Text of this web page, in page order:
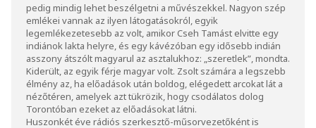
pedig mindig lehet beszélgetni a művészekkel. Nagyon szép
emlékei vannak az ilyen látogatásokról, egyik
legemlékezetesebb az volt, amikor Cseh Tamást elvitte egy
indiánok lakta helyre, és egy kávézóban egy idősebb indián
asszony átszólt magyarul az asztalukhoz: „szeretlek”, mondta.
Kiderült, az egyik férje magyar volt. Zsolt számára a legszebb
élmény az, ha előadások után boldog, elégedett arcokat lát a
nézőtéren, amelyek azt tükrözik, hogy csodálatos dolog
Torontóban ezeket az előadásokat látni.
Huszonkét éve rádiós szerkesztő-műsorvezetőként is